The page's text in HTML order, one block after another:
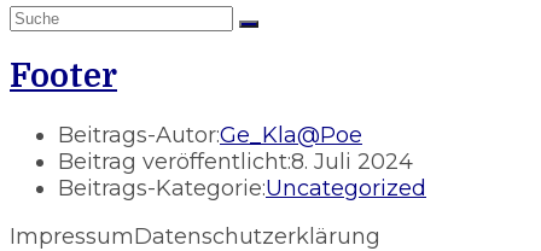
Footer
Beitrags-Autor:Ge_Kla@Poe
Beitrag veröffentlicht:8. Juli 2024
Beitrags-Kategorie:Uncategorized
ImpressumDatenschutzerklärung